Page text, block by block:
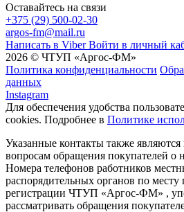
Оставайтесь на связи
+375 (29) 500-02-30
argos-fm@mail.ru
Написать в Viber Войти в личный
2026 © ЧТУП «Аргос-ФМ»
Политика конфиденциальности
данных
Instagram
Для обеспечения удобства
cookies. Подробнее в Политике
Указанные контакты также являются
вопросам обращения покупателей о
Номера телефонов работников
распорядительных органов по месту
регистрации ЧТУП «Аргос-ФМ» ,
рассматривать обращения